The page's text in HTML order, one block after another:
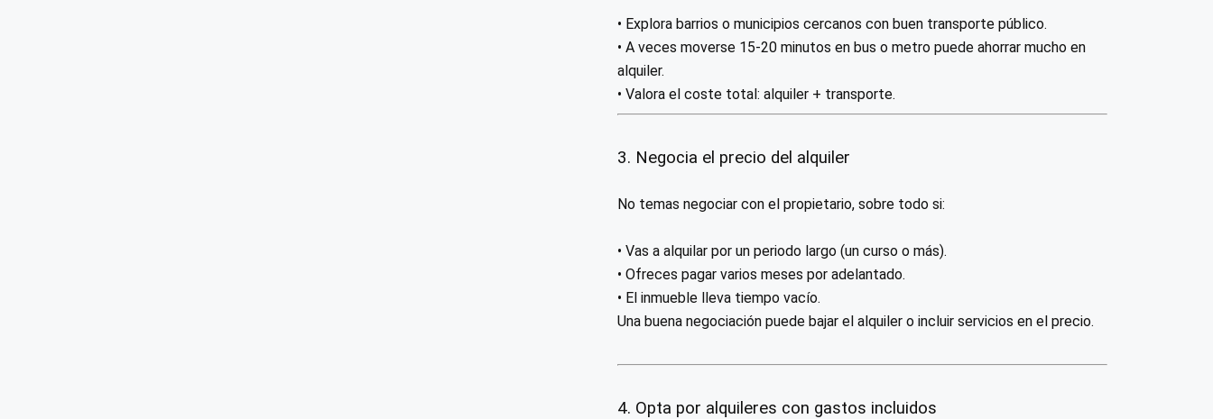
• Explora barrios o municipios cercanos con buen transporte público.
• A veces moverse 15-20 minutos en bus o metro puede ahorrar mucho en
alquiler.
• Valora el coste total: alquiler + transporte.
3. Negocia el precio del alquiler
No temas negociar con el propietario, sobre todo si:
• Vas a alquilar por un periodo largo (un curso o más).
• Ofreces pagar varios meses por adelantado.
• El inmueble lleva tiempo vacío.
Una buena negociación puede bajar el alquiler o incluir servicios en el precio.
4. Opta por alquileres con gastos incluidos